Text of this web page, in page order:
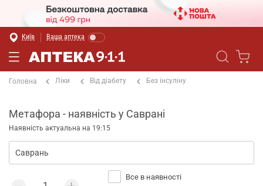
Київ Ваша аптека
Головна Ліки Від діабету Без інсуліну
Метафора - наявність у Саврані
Наявність актуальна на 19:15
Все в наявності